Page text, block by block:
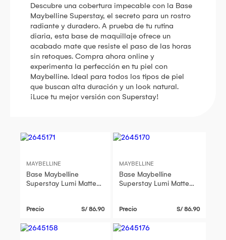
Descubre una cobertura impecable con la Base
Maybelline Superstay, el secreto para un rostro
radiante y duradero. A prueba de tu rutina
diaria, esta base de maquillaje ofrece un
acabado mate que resiste el paso de las horas
sin retoques. Compra ahora online y
experimenta la perfección en tu piel con
Maybelline. Ideal para todos los tipos de piel
que buscan alta duración y un look natural.
¡Luce tu mejor versión con Superstay!
MAYBELLINE
Base Maybelline
Superstay Lumi Matte
Precio S/ 86.90
MAYBELLINE
Base Maybelline
Superstay Lumi Matte
Precio S/ 86.90